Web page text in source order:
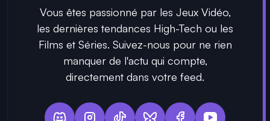
Vous êtes passionné par les Jeux Vidéo,
les dernières tendances High-Tech ou les
Films et Séries. Suivez-nous pour ne rien
manquer de l'actu qui compte,
directement dans votre feed.